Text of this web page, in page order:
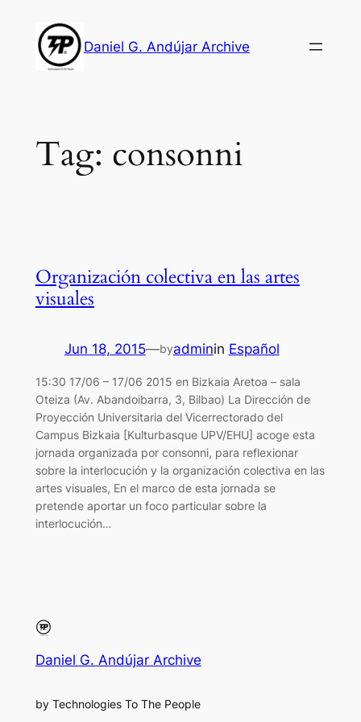
content
Daniel G. Andújar Archive
Tag: consonni
Organización colectiva en las artes
visuales
Jun 18, 2015—byadminin Español
15:30 17/06 – 17/06 2015 en Bizkaia Aretoa – sala
Oteiza (Av. Abandoibarra, 3, Bilbao) La Dirección de
Proyección Universitaria del Vicerrectorado del
Campus Bizkaia [Kulturbasque UPV/EHU] acoge esta
jornada organizada por consonni, para reflexionar
sobre la interlocución y la organización colectiva en las
artes visuales, En el marco de esta jornada se
pretende aportar un foco particular sobre la
interlocución…
Daniel G. Andújar Archive
by Technologies To The People